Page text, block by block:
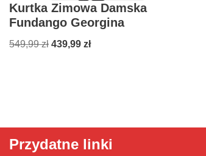
Kurtka Zimowa Damska
Fundango Georgina
549,99zł 439,99 zł
Przydatne linki